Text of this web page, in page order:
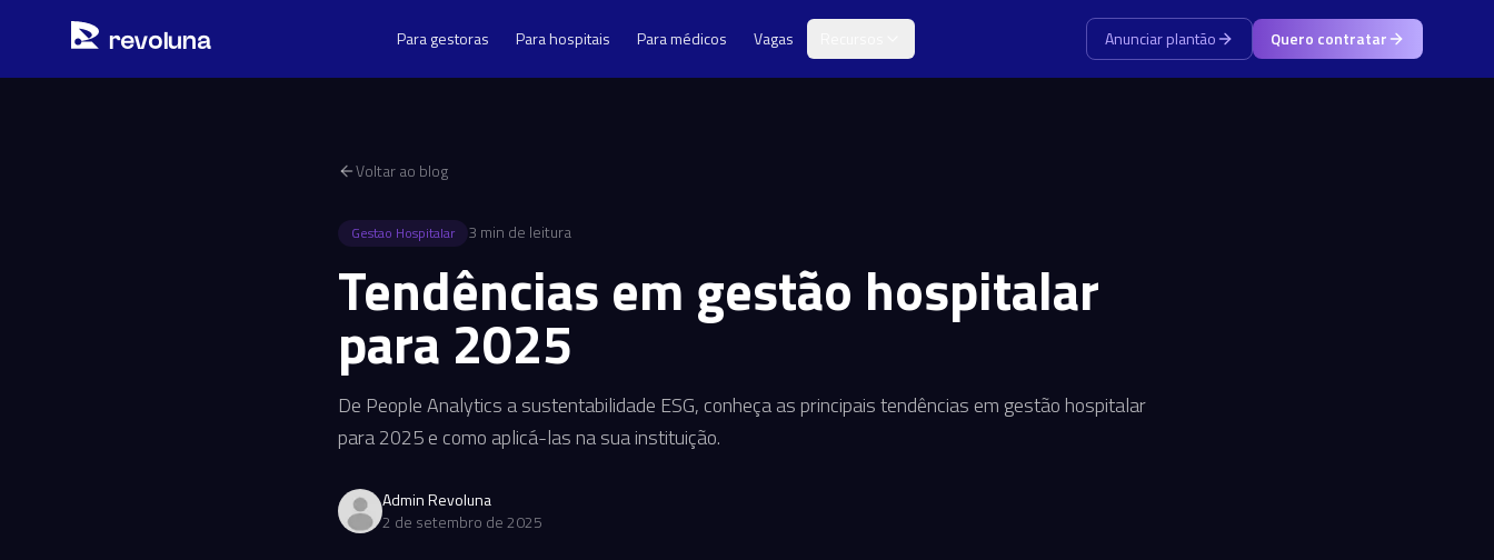
revoluna Para gestoras Para hospitais Para médicos Vagas Anunciar plantão Quero contratar
Voltar ao blog
Gestao Hospitalar 3 min de leitura
Tendências em gestão hospitalar
para 2025
De People Analytics a sustentabilidade ESG, conheça as principais tendências em gestão hospitalar
para 2025 e como aplicá-las na sua instituição.
Admin Revoluna
2 de setembro de 2025